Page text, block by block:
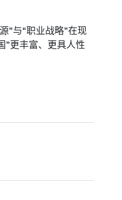
”与“职业战略”在现
”更丰富、更具人性